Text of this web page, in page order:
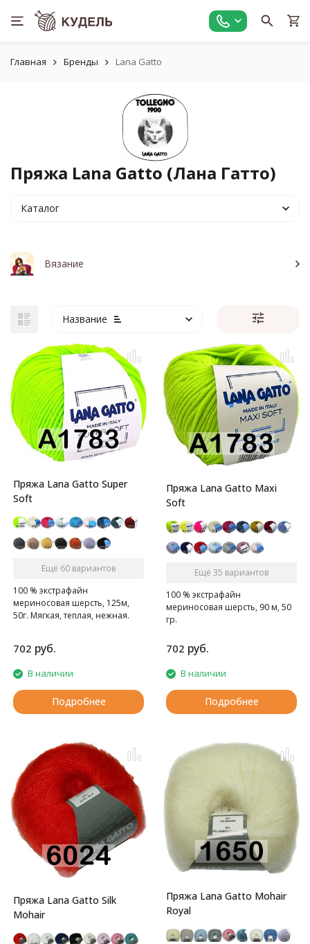
Главная Бренды Lana Gatto
Пряжа Lana Gatto (Лана Гатто)
Каталог
Вязание
Название
Пряжа Lana Gatto Super
Soft
Ещё 60 вариантов
100 % экстрафайн
мериносовая шерсть, 125м,
50г. Мягкая, теплая, нежная.
702 руб.
В наличии
Подробнее
Пряжа Lana Gatto Maxi
Soft
Ещё 35 вариантов
100 % экстрафайн
мериносовая шерсть, 90 м, 50
гр.
702 руб.
В наличии
Подробнее
Пряжа Lana Gatto Silk
Mohair
Пряжа Lana Gatto Mohair
Royal